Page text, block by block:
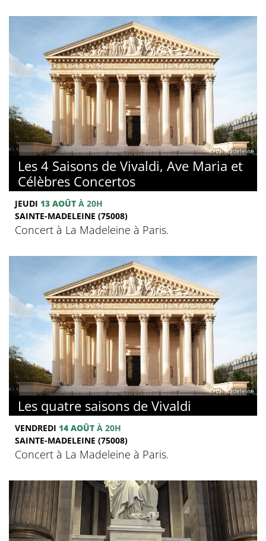
© La Madeleine
Les 4 Saisons de Vivaldi, Ave Maria et
Célèbres Concertos
JEUDI 13 AOÛT À 20H
SAINTE-MADELEINE (75008)
Concert à La Madeleine à Paris.
© La Madeleine
Les quatre saisons de Vivaldi
VENDREDI 14 AOÛT À 20H
SAINTE-MADELEINE (75008)
Concert à La Madeleine à Paris.